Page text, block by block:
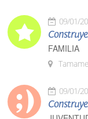
09/01/
FAMILIA
09/01/